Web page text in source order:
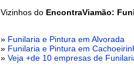
Vizinhos do EncontraViamão:
» Funilaria e Pintura em Alvorada
» Funilaria e Pintura em
» Veja +de 10 empresas de